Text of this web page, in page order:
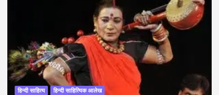
हिन्दी साहित्य हिन्दी साहित्यिक आलेख